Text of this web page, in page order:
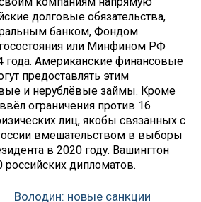
долговые обязательства,
банком, Фондом
или Минфином РФ
года. Американские финансовые
предоставлять этим
и нерублёвые займы. Кроме
ограничения против 16
лиц, якобы связанных с
вмешательством в выборы
в 2020 году. Вашингтон
дипломатов.
Володин: новые санкции